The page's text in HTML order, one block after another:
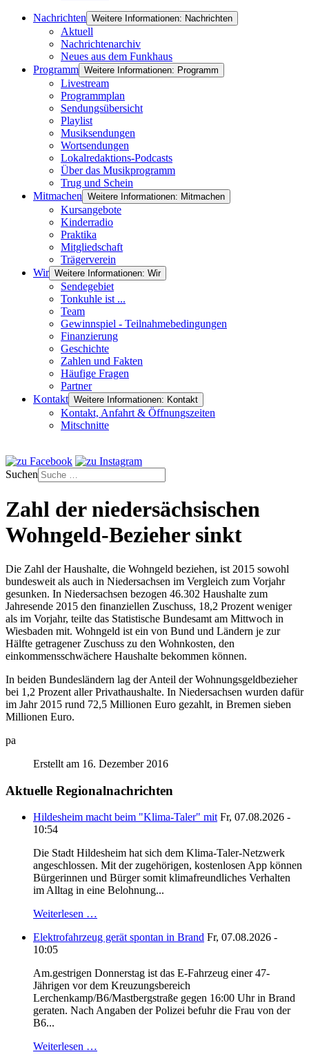
Nachrichten Weitere Informationen: Nachrichten
Aktuell
Nachrichtenarchiv
Neues aus dem Funkhaus
Programm Weitere Informationen: Programm
Livestream
Programmplan
Sendungsübersicht
Playlist
Musiksendungen
Wortsendungen
Lokalredaktions-Podcasts
Über das Musikprogramm
Trug und Schein
Mitmachen Weitere Informationen: Mitmachen
Kursangebote
Kinderradio
Praktika
Mitgliedschaft
Trägerverein
Wir Weitere Informationen: Wir
Sendegebiet
Tonkuhle ist ...
Team
Gewinnspiel - Teilnahmebedingungen
Finanzierung
Geschichte
Zahlen und Fakten
Häufige Fragen
Partner
Kontakt Weitere Informationen: Kontakt
Kontakt, Anfahrt & Öffnungszeiten
Mitschnitte
Suchen
Zahl der niedersächsischen
Wohngeld-Bezieher sinkt
Die Zahl der Haushalte, die Wohngeld beziehen, ist 2015 sowohl
bundesweit als auch in Niedersachsen im Vergleich zum Vorjahr
gesunken. In Niedersachsen bezogen 46.302 Haushalte zum
Jahresende 2015 den finanziellen Zuschuss, 18,2 Prozent weniger
als im Vorjahr, teilte das Statistische Bundesamt am Mittwoch in
Wiesbaden mit. Wohngeld ist ein von Bund und Ländern je zur
Hälfte getragener Zuschuss zu den Wohnkosten, den
einkommensschwächere Haushalte bekommen können.
In beiden Bundesländern lag der Anteil der Wohnungsgeldbezieher
bei 1,2 Prozent aller Privathaushalte. In Niedersachsen wurden dafür
im Jahr 2015 rund 72,5 Millionen Euro gezahlt, in Bremen sieben
Millionen Euro.
pa
Erstellt am 16. Dezember 2016
Aktuelle Regionalnachrichten
Hildesheim macht beim "Klima-Taler" mit Fr, 07.08.2026 -
10:54
Die Stadt Hildesheim hat sich dem Klima-Taler-Netzwerk
angeschlossen. Mit der zugehörigen, kostenlosen App können
Bürgerinnen und Bürger somit klimafreundliches Verhalten
im Alltag in eine Belohnung...
Weiterlesen …
Elektrofahrzeug gerät spontan in Brand Fr, 07.08.2026 -
10:05
Am.gestrigen Donnerstag ist das E-Fahrzeug einer 47-
Jährigen vor dem Kreuzungsbereich
Lerchenkamp/B6/Mastbergstraße gegen 16:00 Uhr in Brand
geraten. Nach Angaben der Polizei befuhr die Frau von der
B6...
Weiterlesen …